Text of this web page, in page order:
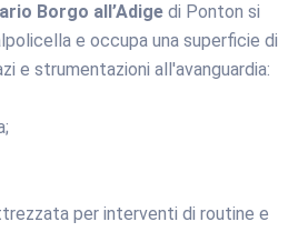
Borgo all’Adige di Ponton si
e occupa una superficie di
e strumentazioni all'avanguardia:
per interventi di routine e